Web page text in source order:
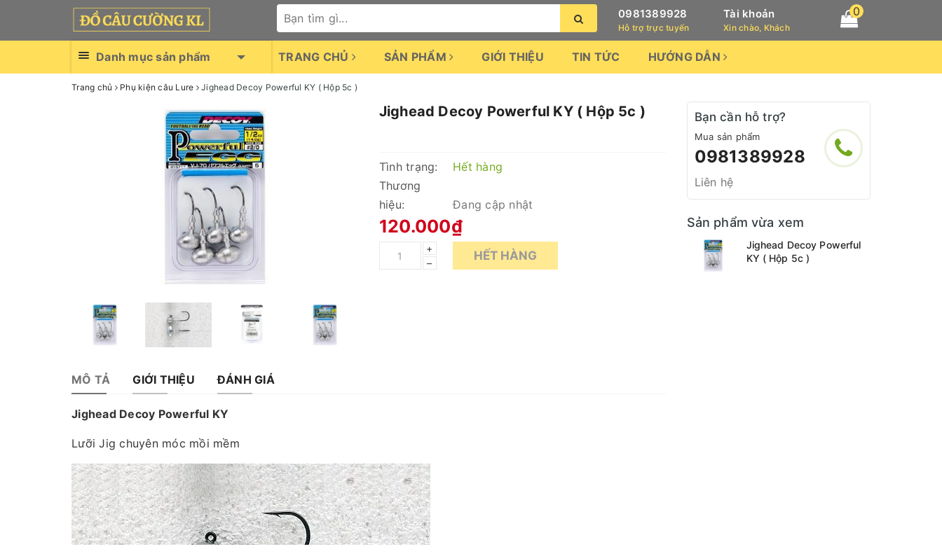
0981389928
Hỗ trợ trực tuyến
Tài khoản
Xin chào, Khách
0
Danh mục sản phẩm TRANG CHỦ SẢN PHẨM GIỚI THIỆU TIN TỨC HƯỚNG DẪN
Trang chủ Phụ kiện câu Lure Jighead Decoy Powerful KY ( Hộp 5c )
Jighead Decoy Powerful KY ( Hộp 5c )
Tình trạng:
Hết hàng
Thương
hiệu:
Đang cập nhật
120.000₫
+
–
HẾT HÀNG
MÔ TẢ GIỚI THIỆU ĐÁNH GIÁ
Jighead Decoy Powerful KY
Lưỡi Jig chuyên móc mồi mềm
Bạn cần hỗ trợ?
Mua sản phẩm
0981389928
Liên hệ
Sản phẩm vừa xem
Jighead Decoy Powerful
KY ( Hộp 5c )